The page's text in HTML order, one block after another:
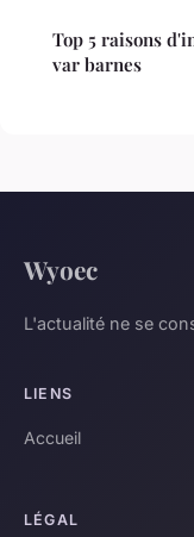
Top 5 raisons
var barnes
Wyoec
L'actualité ne se
LIENS
Accueil
LÉGAL